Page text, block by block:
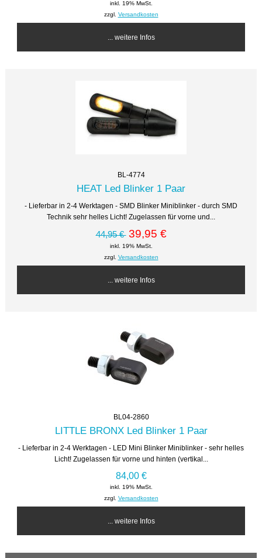
inkl. 19% MwSt.
zzgl. Versandkosten
... weitere Infos
BL-4774
HEAT Led Blinker 1 Paar
- Lieferbar in 2-4 Werktagen - SMD Blinker Miniblinker - durch SMD
Technik sehr helles Licht! Zugelassen für vorne und...
44,95 € 39,95 €
inkl. 19% MwSt.
zzgl. Versandkosten
... weitere Infos
BL04-2860
LITTLE BRONX Led Blinker 1 Paar
- Lieferbar in 2-4 Werktagen - LED Mini Blinker Miniblinker - sehr helles
Licht! Zugelassen für vorne und hinten (vertikal...
84,00 €
inkl. 19% MwSt.
zzgl. Versandkosten
... weitere Infos